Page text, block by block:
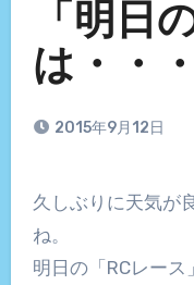
「明日
は・・・
2015年9月12日
久しぶりに天気が良く、少し暑さが戻りました
ね。
明日の「RCレー